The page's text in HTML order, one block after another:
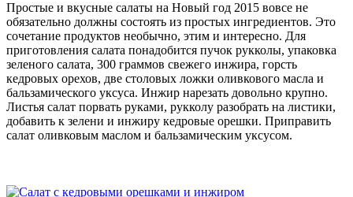
Простые и вкусные салаты на Новый год 2015 вовсе не
обязательно должны состоять из простых ингредиентов. Это
сочетание продуктов необычно, этим и интересно. Для
приготовления салата понадобится пучок рукколы, упаковка
зеленого салата, 300 граммов свежего инжира, горсть
кедровых орехов, две столовых ложки оливкового масла и
бальзамического уксуса. Инжир нарезать довольно крупно.
Листья салат порвать руками, рукколу разобрать на листики,
добавить к зелени и инжиру кедровые орешки. Приправить
салат оливковым маслом и бальзамическим уксусом.